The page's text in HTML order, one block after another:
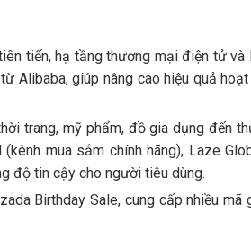
tiến, hạ tầng thương mại điện tử
Alibaba, giúp nâng cao hiệu quả
trang, mỹ phẩm, đồ gia dụng đến
mua sắm chính hãng), Laze
độ tin cậy cho người tiêu dùng.
Birthday Sale, cung cấp nhiều mã